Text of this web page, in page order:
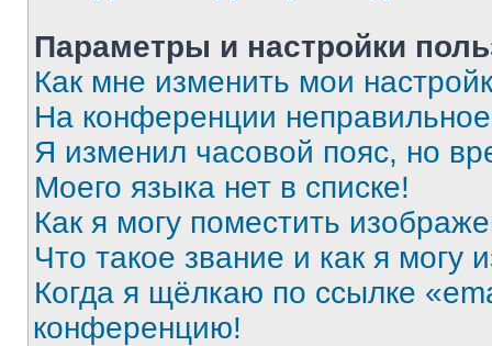
Параметры и настройки
Как мне изменить мои
На конференции
Я изменил часовой пояс, но
Моего языка нет в списке!
Как я могу поместить
Что такое звание и как я могу
Когда я щёлкаю по ссылке
конференцию!